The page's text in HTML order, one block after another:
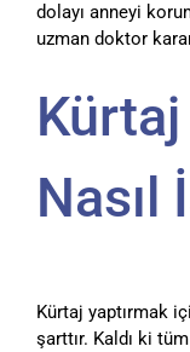
dolayı anneyi
uzman doktor
Nasıl
Kürtaj yaptırmak
şarttır. Kaldı ki